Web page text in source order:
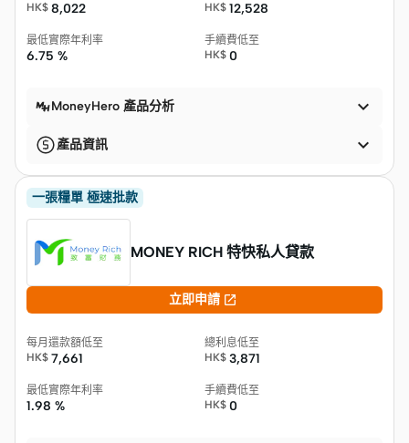
HK$ 8,022
HK$ 12,528
最低實際年利率
6.75 %
手續費低至
HK$ 0
MoneyHero 產品分析 
產品資訊 
一張糧單 極速批款
MONEY RICH 特快私人貸款
立即申請 
每月還款額低至
HK$ 7,661
總利息低至
HK$ 3,871
最低實際年利率
1.98 %
手續費低至
HK$ 0